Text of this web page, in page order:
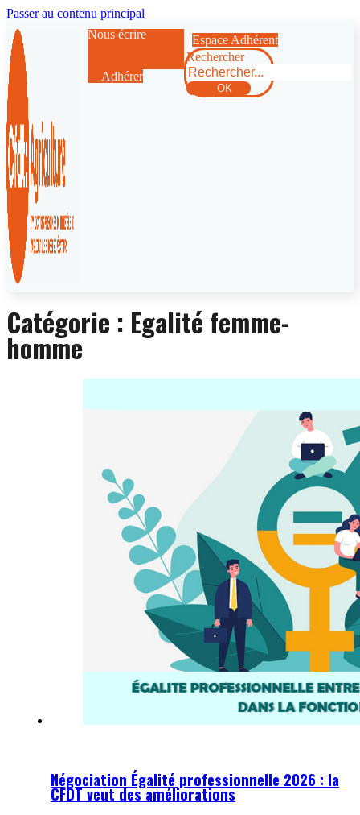
Passer au contenu principal
Nous écrire
Adhérer
Espace Adhérent
Rechercher
OK
Catégorie : Egalité femme-
homme
Négociation Égalité professionnelle 2026 : la
CFDT veut des améliorations